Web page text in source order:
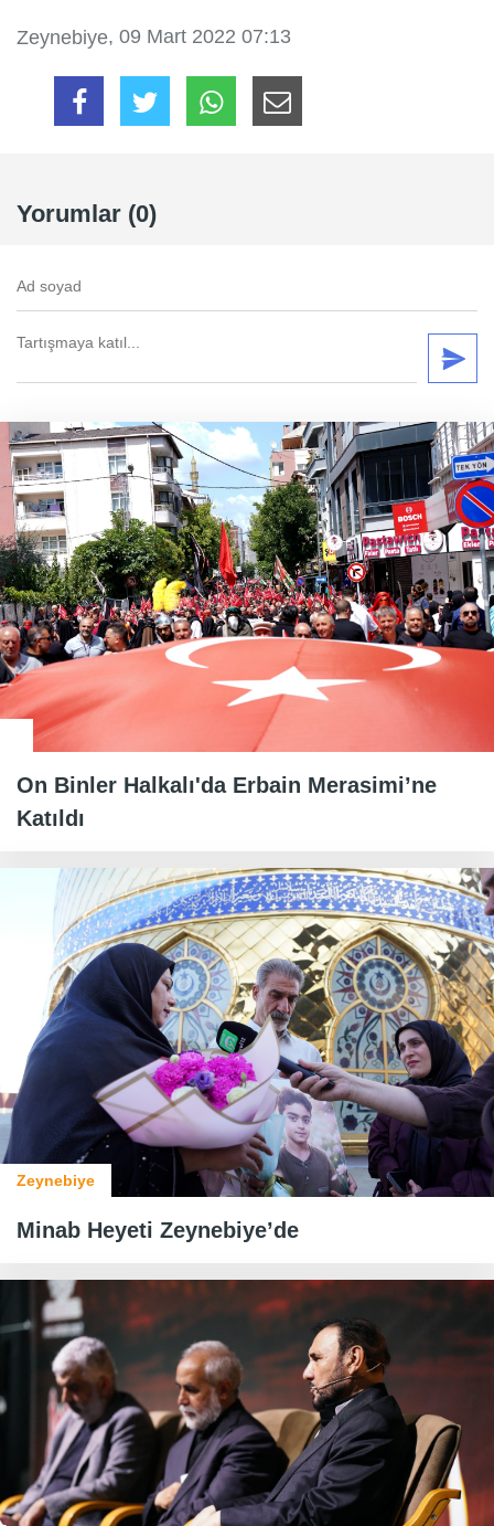
Zeynebiye, 09 Mart 2022 07:13
Yorumlar (0)
On Binler Halkalı'da Erbain Merasimi’ne
Katıldı
Zeynebiye
Minab Heyeti Zeynebiye’de